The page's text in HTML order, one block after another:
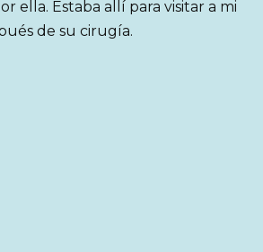
ella. Estaba allí para visitar a mi
de su cirugía.